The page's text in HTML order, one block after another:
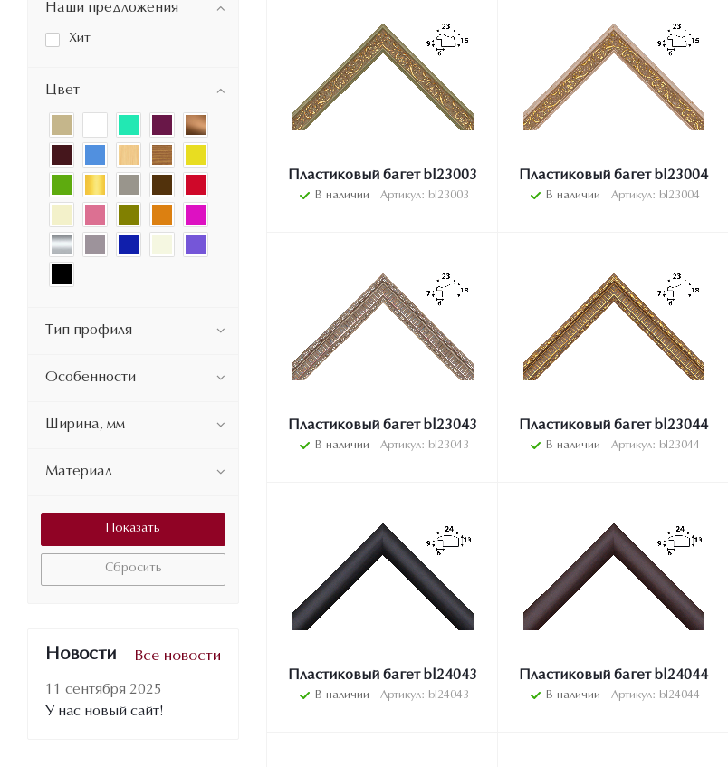
Пластиковый багет bl23003
В наличии Артикул: bl23003
Пластиковый багет bl23004
В наличии Артикул: bl23004
Пластиковый багет bl23043
В наличии Артикул: bl23043
Пластиковый багет bl23044
В наличии Артикул: bl23044
Пластиковый багет bl24043
В наличии Артикул: bl24043
Пластиковый багет bl24044
В наличии Артикул: bl24044
Наши предложения
Хит
Цвет
Тип профиля
Особенности
Ширина, мм
Материал
Сбросить
Новости Все новости
11 сентября 2025
У нас новый сайт!